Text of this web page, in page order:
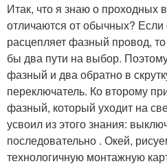
Итак, что я знаю о проходных
отличаются от обычных?
расцепляет фазный провод,
бы два пути на выбор.
фазный и два обратно в
переключатель. Ко второму
фазный, который уходит на
усвоил из этого знания:
последовательно . Окей,
технологичную монтажную